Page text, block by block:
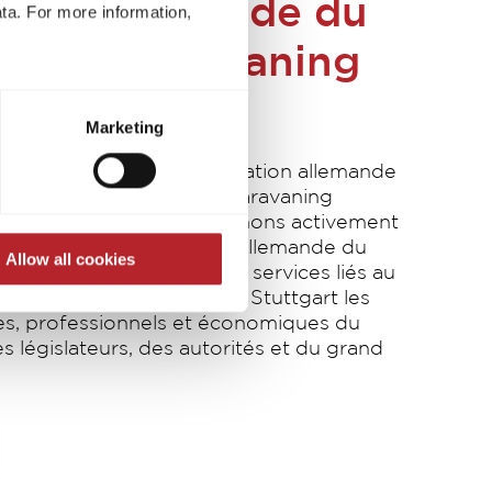
For more information,
at any time through the
required for the trouble-
Marketing
Allow all cookies
allemande du
du caravaning
e.V.)
bienfaiteur de l'association allemande
(Deutscher Caravaning
e.V., DCHV), nous soutenons activement
professionnelle allemande du
de la location et des services liés au
1974, la DCHV défend à Stuttgart les
professionnels et économiques du
législateurs, des autorités et du grand